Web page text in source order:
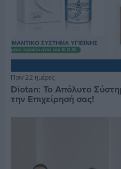
Πριν 22 ημέρες
Diotan: Το Απόλυτο
την Επιχείρησή σας!